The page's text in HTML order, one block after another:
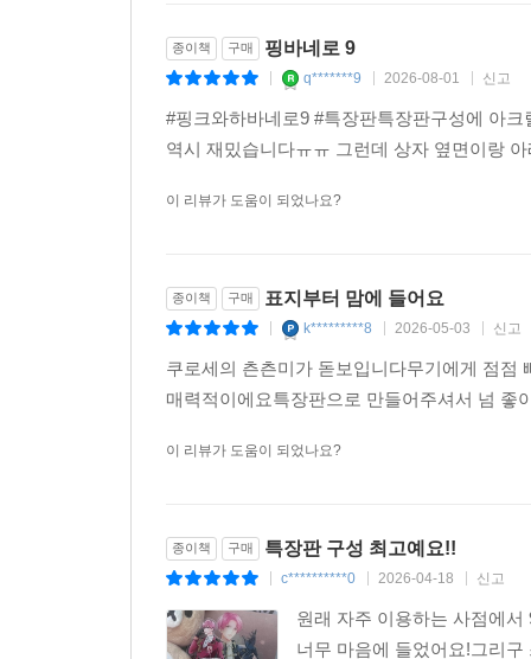
종이책 구매 핑바네로 9
q*******9 2026-08-01 신고
#핑크와하바네로9 #특장판특장판구성에 아
역시 재밌습니다ㅠㅠ 그런데 상자 옆면이랑
이 리뷰가 도움이 되었나요?
종이책 구매 표지부터 맘에 들어요
k*********8 2026-05-03 신고
쿠로세의 츤츤미가 돋보입니다무기에게 점점
매력적이에요특장판으로 만들어주셔서 넘
이 리뷰가 도움이 되었나요?
종이책 구매 특장판 구성 최고예요!!
c**********0 2026-04-18 신고
원래 자주 이용하는 사점에
너무 마음에 들었어요!그리